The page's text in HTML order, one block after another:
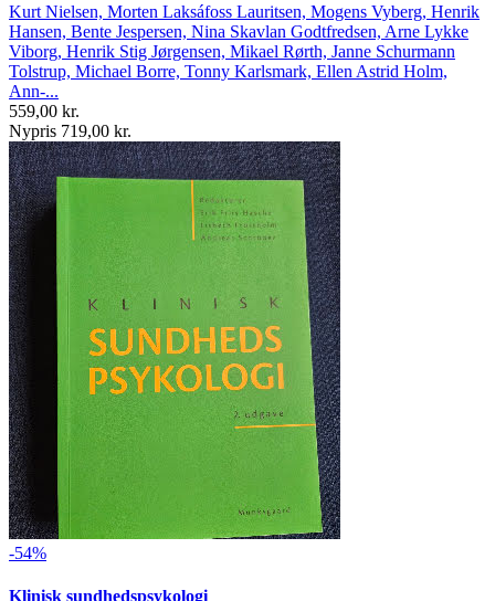
Kurt Nielsen, Morten Laksáfoss Lauritsen, Mogens Vyberg, Henrik
Hansen, Bente Jespersen, Nina Skavlan Godtfredsen, Arne Lykke
Viborg, Henrik Stig Jørgensen, Mikael Rørth, Janne Schurmann
Tolstrup, Michael Borre, Tonny Karlsmark, Ellen Astrid Holm,
Ann-...
559,00 kr.
Nypris 719,00 kr.
-54%
Klinisk sundhedspsykologi